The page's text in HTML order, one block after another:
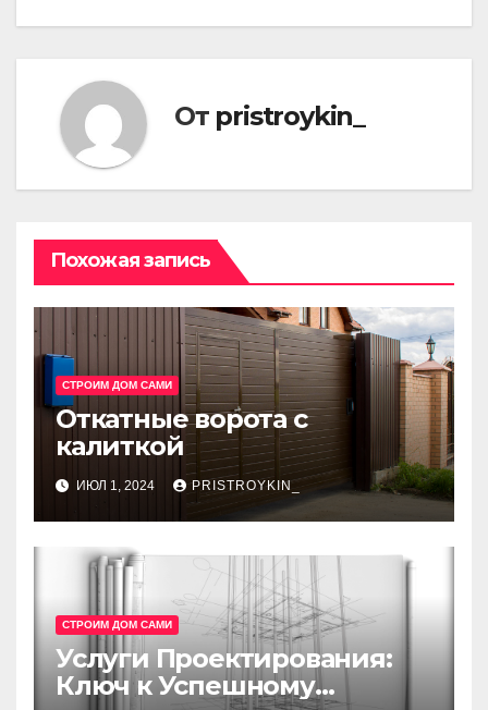
От pristroykin_
Похожая запись
СТРОИМ ДОМ САМИ
Откатные ворота с
калиткой
ИЮЛ 1, 2024 PRISTROYKIN_
СТРОИМ ДОМ САМИ
Услуги Проектирования:
Ключ к Успешному